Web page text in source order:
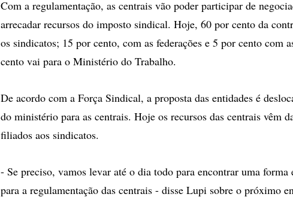
Com a regulamentação, as centrais vão poder participar de
arrecadar recursos do imposto sindical. Hoje, 60 por cento da
os sindicatos; 15 por cento, com as federações e 5 por cento com
cento vai para o Ministério do Trabalho.
De acordo com a Força Sindical, a proposta das entidades é
do ministério para as centrais. Hoje os recursos das centrais vêm
filiados aos sindicatos.
- Se preciso, vamos levar até o dia todo para encontrar uma forma
para a regulamentação das centrais - disse Lupi sobre o próximo